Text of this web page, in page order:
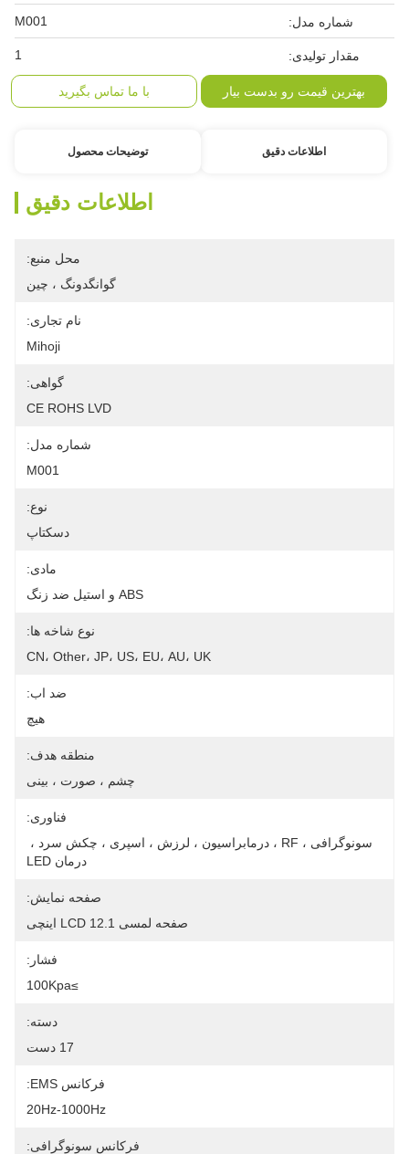
شماره مدل: M001
مقدار تولیدی: 1
بهترین قیمت رو بدست بیار با ما تماس بگیرید
اطلاعات دقیق توضیحات محصول
اطلاعات دقیق
محل منبع:
گوانگدونگ ، چین
نام تجاری:
Mihoji
گواهی:
CE ROHS LVD
شماره مدل:
M001
نوع:
دسکتاپ
مادی:
ABS و استیل ضد زنگ
نوع شاخه ها:
CN، Other، JP، US، EU، AU، UK
ضد اب:
هیچ
منطقه هدف:
چشم ، صورت ، بینی
فناوری:
درمان LED
صفحه نمایش:
صفحه لمسی LCD 12.1 اینچی
فشار:
≥100Kpa
دسته:
17 دست
فرکانس EMS:
20Hz-1000Hz
فرکانس سونوگرافی: